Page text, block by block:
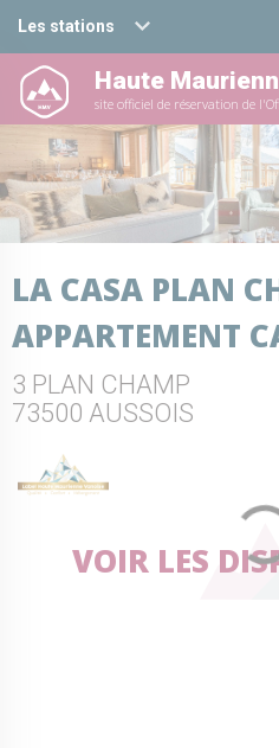
Les stations
Haute Maurienne Vanoise
Valfréjus
La Norma
Aussois
Val Cenis
Bessans
Bonneval sur arc
Français
English
Haute
site officiel de réservation de
LA CASA PLAN
APPARTEMENT
3 PLAN CHAMP
73500 AUSSOIS
VOIR LES